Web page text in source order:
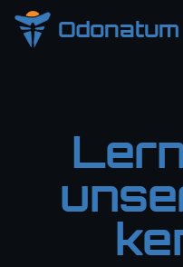
Odonatum